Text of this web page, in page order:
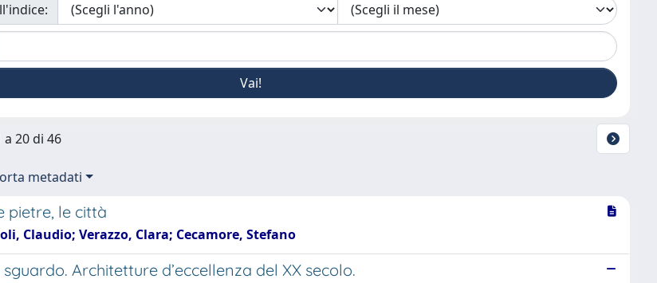
20 di 46
metadati
pietre, le città
Claudio; Verazzo, Clara; Cecamore, Stefano
Architetture d’eccellenza del XX secolo.